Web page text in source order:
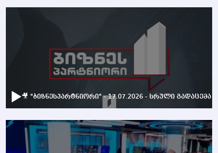
🎥 "ბიზნესპარტნიორი" - 17.07.2026 - სრული გადაცემა